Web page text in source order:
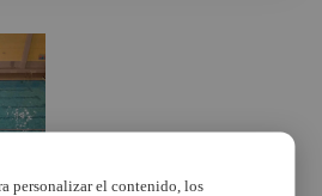
personalizar el contenido, los